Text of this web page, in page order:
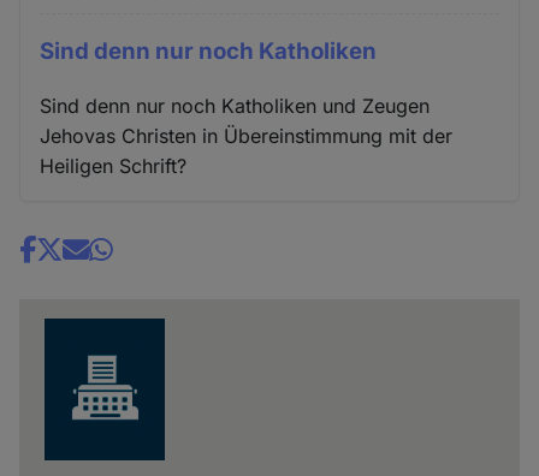
Sind denn nur noch Katholiken
Sind denn nur noch Katholiken und Zeugen
Jehovas Christen in Übereinstimmung mit der
Heiligen Schrift?
Share